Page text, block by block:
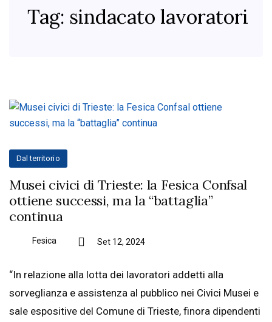
Tag: sindacato lavoratori
Dal territorio
Musei civici di Trieste: la Fesica Confsal
ottiene successi, ma la “battaglia”
continua
Fesica Set 12, 2024
“In relazione alla lotta dei lavoratori addetti alla
sorveglianza e assistenza al pubblico nei Civici Musei e
sale espositive del Comune di Trieste, finora dipendenti